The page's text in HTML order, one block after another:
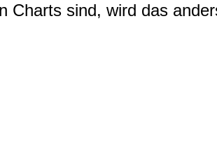
Charts sind, wird das